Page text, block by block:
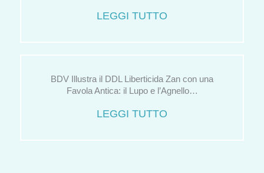
LEGGI TUTTO
BDV Illustra il DDL Liberticida Zan con una
Favola Antica: il Lupo e l’Agnello…
LEGGI TUTTO